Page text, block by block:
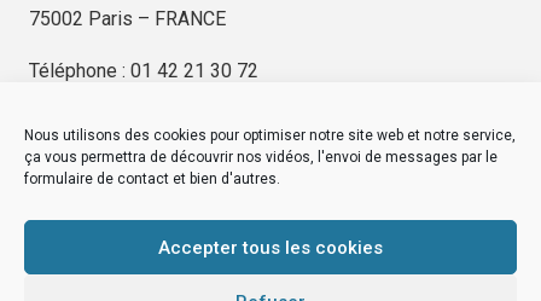
Nous utilisons des cookies pour optimiser notre site web et notre service,
ça vous permettra de découvrir nos vidéos, l'envoi de messages par le
formulaire de contact et bien d'autres.
Accepter tous les cookies
75002 Paris – FRANCE
Téléphone : 01 42 21 30 72
EDITIONS KIMÉ
Mentions Légales
© byeDovel.com